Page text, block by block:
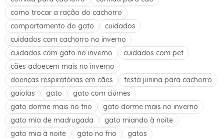
como trocar a ração do cachorro
comportamento do gato
cuidados
cuidados com cachorro no inverno
cuidados com gato no inverno
cuidados com pet
cães adoecem mais no inverno
doenças respiratórias em cães
festa junina para cachorro
gaiolas
gato
gato com ciúmes
gato dorme mais no frio
gato dorme mais no inverno
gato mia de madrugada
gato miando à noite
gato mia à noite
gato no frio
gatos